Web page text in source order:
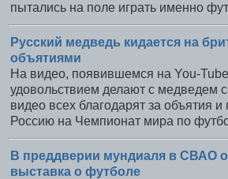
пытались на поле играть именно
Русский медведь кидается на
объятиями
На видео, появившемся на You-
удовольствием делают с медведем
видео всех благодарят за объятия
Россию на Чемпионат мира по
В преддверии мундиаля в СВАО
выставка о футболе